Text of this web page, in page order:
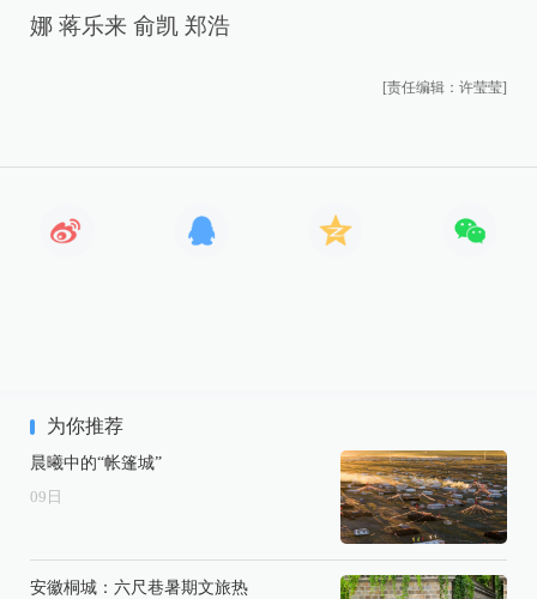
娜 蒋乐来 俞凯 郑浩
[责任编辑：许莹莹]
为你推荐
晨曦中的“帐篷城”
09 日
安徽桐城：六尺巷暑期文旅热